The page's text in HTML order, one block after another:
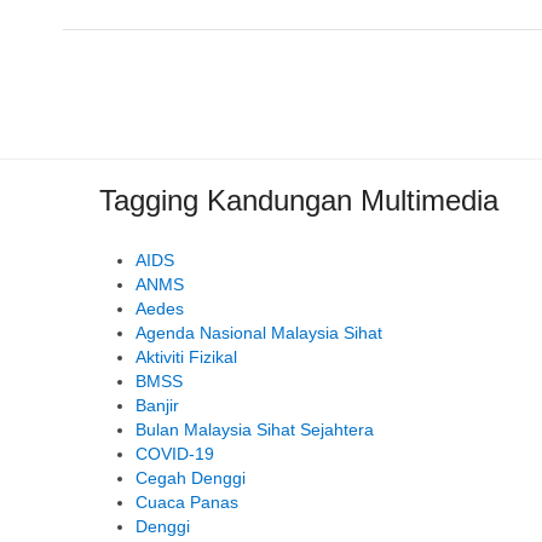
Tagging Kandungan Multimedia
AIDS
ANMS
Aedes
Agenda Nasional Malaysia Sihat
Aktiviti Fizikal
BMSS
Banjir
Bulan Malaysia Sihat Sejahtera
COVID-19
Cegah Denggi
Cuaca Panas
Denggi